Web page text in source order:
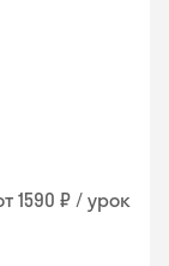
1590 ₽ / урок